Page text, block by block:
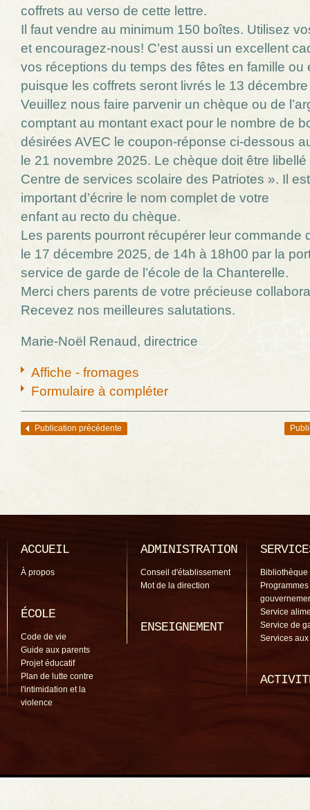
coffrets au verso de cette lettre.
Il faut vendre au minimum 150 boîtes. Utilisez
et encouragez-nous! C’est aussi un excellent
vos réceptions du temps des fêtes en famille ou
puisque les coffrets seront livrés le 13
Veuillez nous faire parvenir un chèque ou de
comptant au montant exact pour le nombre de
désirées AVEC le coupon-réponse ci-dessous
le 21 novembre 2025. Le chèque doit être
Centre de services scolaire des Patriotes ». Il
important d’écrire le nom complet de votre
enfant au recto du chèque.
Les parents pourront récupérer leur commande
le 17 décembre 2025, de 14h à 18h00 par la
service de garde de l’école de la Chanterelle.
Merci chers parents de votre précieuse
Recevez nos meilleures salutations.
Marie-Noël Renaud, directrice
Affiche - fromages
Formulaire à compléter
Navigation des articles
Publication précédente
ACCUEIL
À propos
ÉCOLE
Code de vie
Guide aux parents
Projet éducatif
Plan de lutte contre
l'intimidation et la
violence
ADMINISTRATION
Conseil d'établissement
Mot de la direction
ENSEIGNEMENT
Bibliothèque
Programmes
Service
Service de
Services